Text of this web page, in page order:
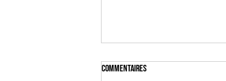
Commentaires